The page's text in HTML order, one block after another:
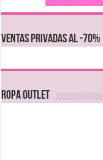
VENTAS PRIVADAS AL -70%
Ropa Outlet